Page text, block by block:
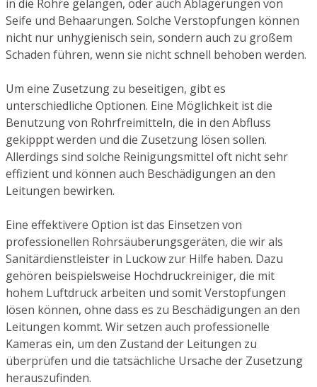
in die Rohre gelangen, oder auch Ablagerungen von
Seife und Behaarungen. Solche Verstopfungen können
nicht nur unhygienisch sein, sondern auch zu großem
Schaden führen, wenn sie nicht schnell behoben werden.
Um eine Zusetzung zu beseitigen, gibt es
unterschiedliche Optionen. Eine Möglichkeit ist die
Benutzung von Rohrfreimitteln, die in den Abfluss
gekipppt werden und die Zusetzung lösen sollen.
Allerdings sind solche Reinigungsmittel oft nicht sehr
effizient und können auch Beschädigungen an den
Leitungen bewirken.
Eine effektivere Option ist das Einsetzen von
professionellen Rohrsäuberungsgeräten, die wir als
Sanitärdienstleister in Luckow zur Hilfe haben. Dazu
gehören beispielsweise Hochdruckreiniger, die mit
hohem Luftdruck arbeiten und somit Verstopfungen
lösen können, ohne dass es zu Beschädigungen an den
Leitungen kommt. Wir setzen auch professionelle
Kameras ein, um den Zustand der Leitungen zu
überprüfen und die tatsächliche Ursache der Zusetzung
herauszufinden.